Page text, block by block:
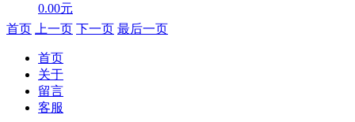
0.00元
首页
上一页 下一页 最后一页
首页
关于
留言
客服